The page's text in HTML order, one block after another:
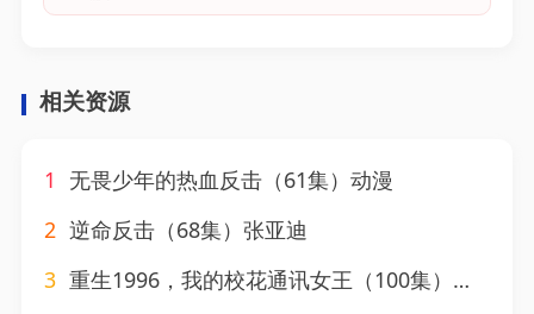
相关资源
1
无畏少年的热血反击（61集）动漫
2 逆命反击（68集）张亚迪
3 重生1996，我的校花通讯女王（100集）庞立彪＆崔晓曼&张婉琳&王希如